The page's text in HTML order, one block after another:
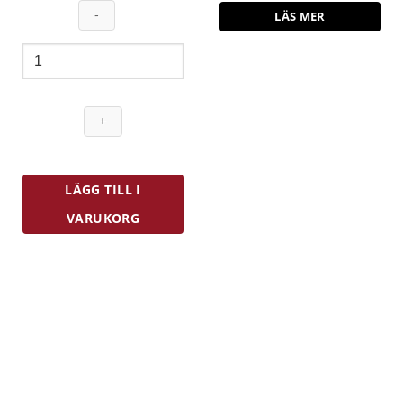
Funktion
Muffinsform
LÄGG TILL I
VARUKORG
LÄS MER